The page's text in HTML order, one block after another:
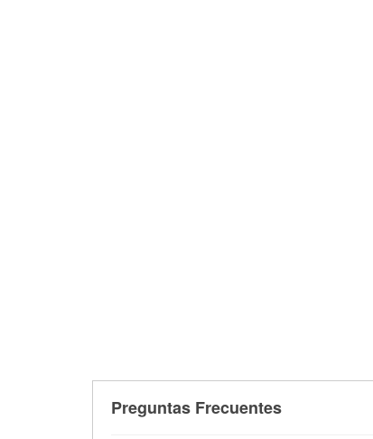
Preguntas Frecuentes